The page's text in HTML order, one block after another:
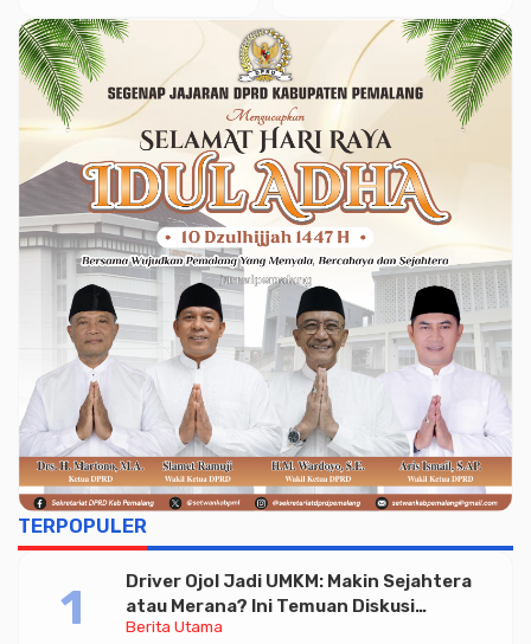
SDA Nasional
TERPOPULER
Berita Utama
Driver Ojol Jadi UMKM: Makin Sejahtera
atau Merana? Ini Temuan Diskusi
Paramadina